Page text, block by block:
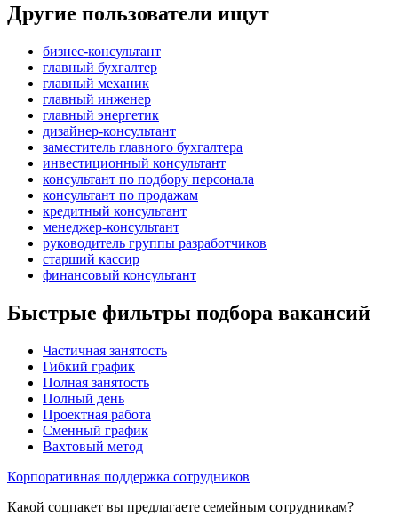
Другие пользователи ищут
бизнес-консультант
главный бухгалтер
главный механик
главный инженер
главный энергетик
дизайнер-консультант
заместитель главного бухгалтера
инвестиционный консультант
консультант по подбору персонала
консультант по продажам
кредитный консультант
менеджер-консультант
руководитель группы разработчиков
старший кассир
финансовый консультант
Быстрые фильтры подбора вакансий
Частичная занятость
Гибкий график
Полная занятость
Полный день
Проектная работа
Сменный график
Вахтовый метод
Корпоративная поддержка сотрудников
Какой соцпакет вы предлагаете семейным сотрудникам?